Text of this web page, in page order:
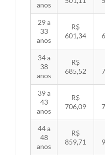
anos
29 a
33
anos
R$
601,34
34 a
38
anos
R$
685,52
39 a
43
anos
R$
706,09
44 a
48
anos
R$
859,71